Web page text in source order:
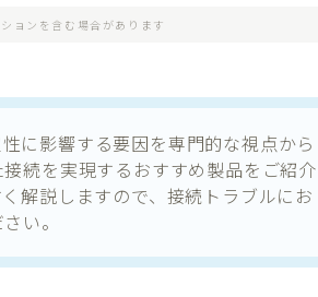
ョンを含む場合があります
に影響する要因を専門的な視点から
続を実現するおすすめ製品をご紹介
解説しますので、接続トラブルにお
い。